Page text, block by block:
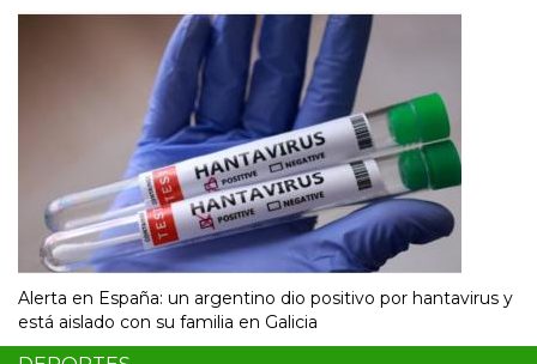
Alerta en España: un argentino dio positivo por hantavirus y
está aislado con su familia en Galicia